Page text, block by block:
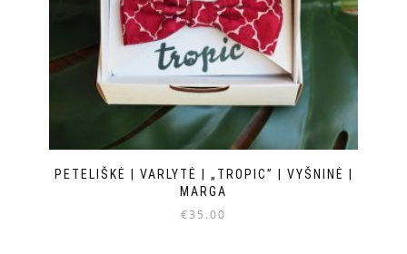
PETELIŠKĖ | VARLYTĖ | „TROPIC” | VYŠNINĖ |
MARGA
€35.00